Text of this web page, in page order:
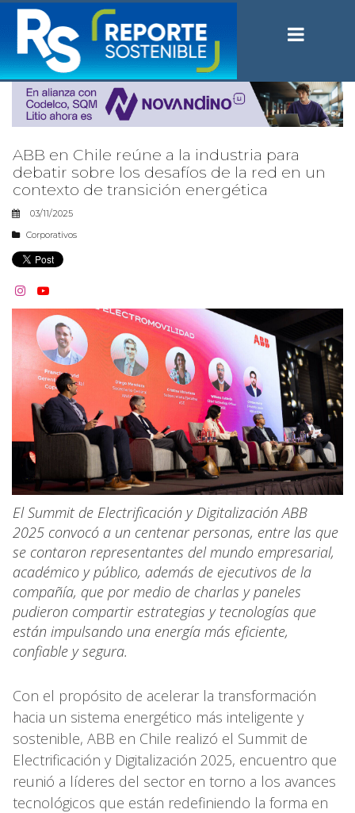
ABB en Chile reúne a la industria para
debatir sobre los desafíos de la red en un
contexto de transición energética
03/11/2025
Corporativos
 
El Summit de Electrificación y Digitalización ABB
2025 convocó a un centenar personas, entre las que
se contaron representantes del mundo empresarial,
académico y público, además de ejecutivos de la
compañía, que por medio de charlas y paneles
pudieron compartir estrategias y tecnologías que
están impulsando una energía más eficiente,
confiable y segura.
Con el propósito de acelerar la transformación
hacia un sistema energético más inteligente y
sostenible, ABB en Chile realizó el Summit de
Electrificación y Digitalización 2025, encuentro que
reunió a líderes del sector en torno a los avances
tecnológicos que están redefiniendo la forma en